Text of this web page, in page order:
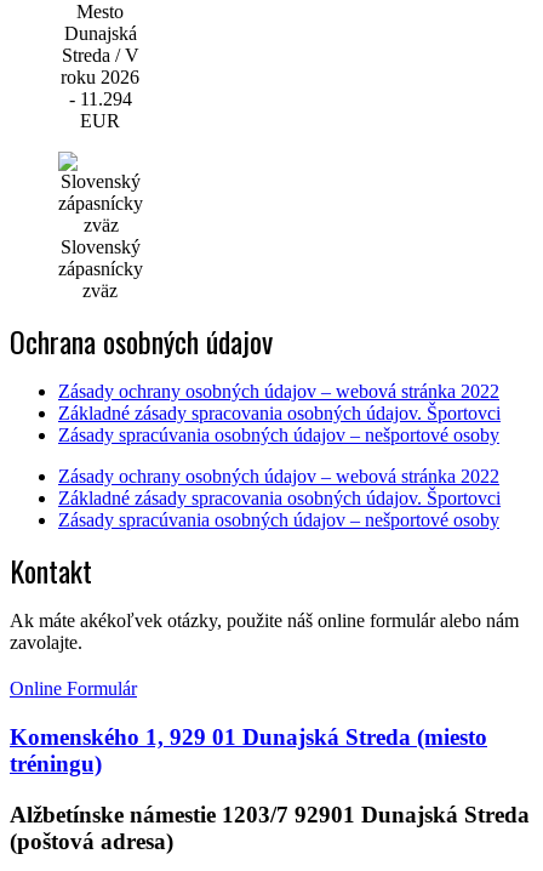
Mesto
Dunajská
Streda / V
roku 2026
- 11.294
EUR
Slovenský
zápasnícky
zväz
Ochrana osobných údajov
Zásady ochrany osobných údajov – webová stránka 2022
Základné zásady spracovania osobných údajov. Športovci
Zásady spracúvania osobných údajov – nešportové osoby
Zásady ochrany osobných údajov – webová stránka 2022
Základné zásady spracovania osobných údajov. Športovci
Zásady spracúvania osobných údajov – nešportové osoby
Kontakt
Ak máte akékoľvek otázky, použite náš online formulár alebo nám
zavolajte.
Online Formulár
Komenského 1, 929 01 Dunajská Streda (miesto
tréningu)
Alžbetínske námestie 1203/7 92901 Dunajská Streda
(poštová adresa)